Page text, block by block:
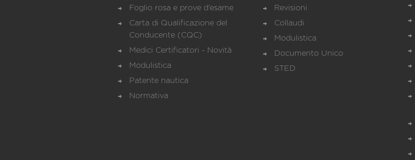
Foglio rosa e prove d’esame
Carta di Qualificazione del
Conducente (CQC)
Medici Certificatori - Novità
Modulistica
Patente nautica
Normativa
Revisioni
Collaudi
Modulistica
Documento Unico
STED